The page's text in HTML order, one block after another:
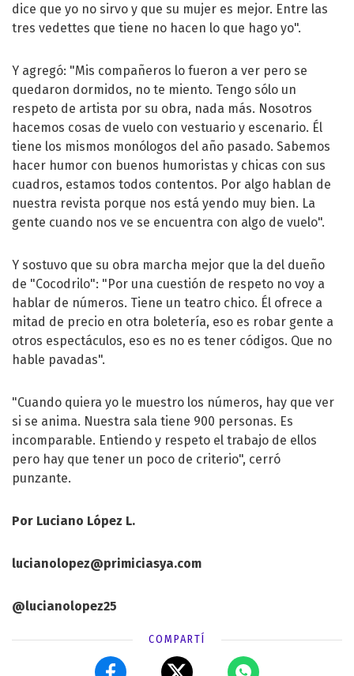
dice que yo no sirvo y que su mujer es mejor. Entre las
tres vedettes que tiene no hacen lo que hago yo".
Y agregó: "Mis compañeros lo fueron a ver pero se
quedaron dormidos, no te miento. Tengo sólo un
respeto de artista por su obra, nada más. Nosotros
hacemos cosas de vuelo con vestuario y escenario. Él
tiene los mismos monólogos del año pasado. Sabemos
hacer humor con buenos humoristas y chicas con sus
cuadros, estamos todos contentos. Por algo hablan de
nuestra revista porque nos está yendo muy bien. La
gente cuando nos ve se encuentra con algo de vuelo".
Y sostuvo que su obra marcha mejor que la del dueño
de "Cocodrilo": "Por una cuestión de respeto no voy a
hablar de números. Tiene un teatro chico. Él ofrece a
mitad de precio en otra boletería, eso es robar gente a
otros espectáculos, eso es no es tener códigos. Que no
hable pavadas".
"Cuando quiera yo le muestro los números, hay que ver
si se anima. Nuestra sala tiene 900 personas. Es
incomparable. Entiendo y respeto el trabajo de ellos
pero hay que tener un poco de criterio", cerró
punzante.
Por Luciano López L.
lucianolopez@primiciasya.com
@lucianolopez25
COMPARTÍ